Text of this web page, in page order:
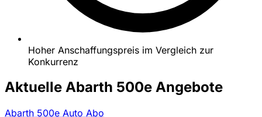
Hoher Anschaffungspreis im Vergleich zur
Konkurrenz
Aktuelle Abarth 500e Angebote
Abarth 500e Auto Abo